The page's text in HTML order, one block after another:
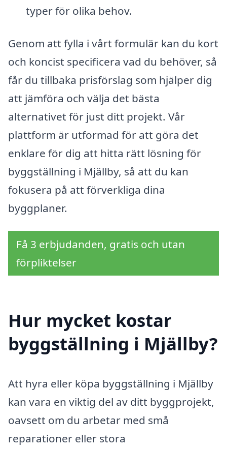
typer för olika behov.
Genom att fylla i vårt formulär kan du kort
och koncist specificera vad du behöver, så
får du tillbaka prisförslag som hjälper dig
att jämföra och välja det bästa
alternativet för just ditt projekt. Vår
plattform är utformad för att göra det
enklare för dig att hitta rätt lösning för
byggställning i Mjällby, så att du kan
fokusera på att förverkliga dina
byggplaner.
Få 3 erbjudanden, gratis och utan
förpliktelser
Hur mycket kostar
byggställning i Mjällby?
Att hyra eller köpa byggställning i Mjällby
kan vara en viktig del av ditt byggprojekt,
oavsett om du arbetar med små
reparationer eller stora